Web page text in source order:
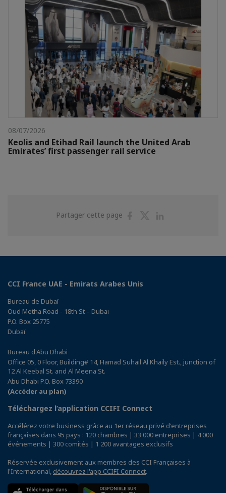
08/07/2026
Keolis and Etihad Rail launch the United Arab
Emirates’ first passenger rail service
Partager cette page
PartagerPartager
CCI France UAE - Emirats Arabes Unis
Bureau de Dubaï
Oud Metha Road - 18th St – Dubai
P.O. Box 25775
Dubaï
Bureau d'Abu Dhabi
Office 05, 0 Floor, Building# 14, Hamad Suhail Al Khaily Est., junction of
12 Al Keebal St. and Al Meena St.
Abu Dhabi P.O. Box 73390
(Accéder au plan)
Téléchargez l’application CCIFI Connect
Accélérez votre business grâce au 1er réseau privé d'entreprises
françaises dans 95 pays : 120 chambres | 33 000 entreprises | 4 000
événements | 300 comités | 1 200 avantages exclusifs
Réservée exclusivement aux membres des CCI Françaises à
l'International, découvrez l'app CCIFI Connect.